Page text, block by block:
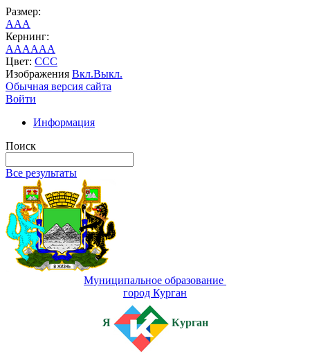
Размер:
AAA
Кернинг:
AAAAAA
Цвет: CCC
Изображения Вкл.Выкл.
Обычная версия сайта
Войти
Информация
Поиск
Все результаты
Муниципальное образование
город Курган
Я Курган